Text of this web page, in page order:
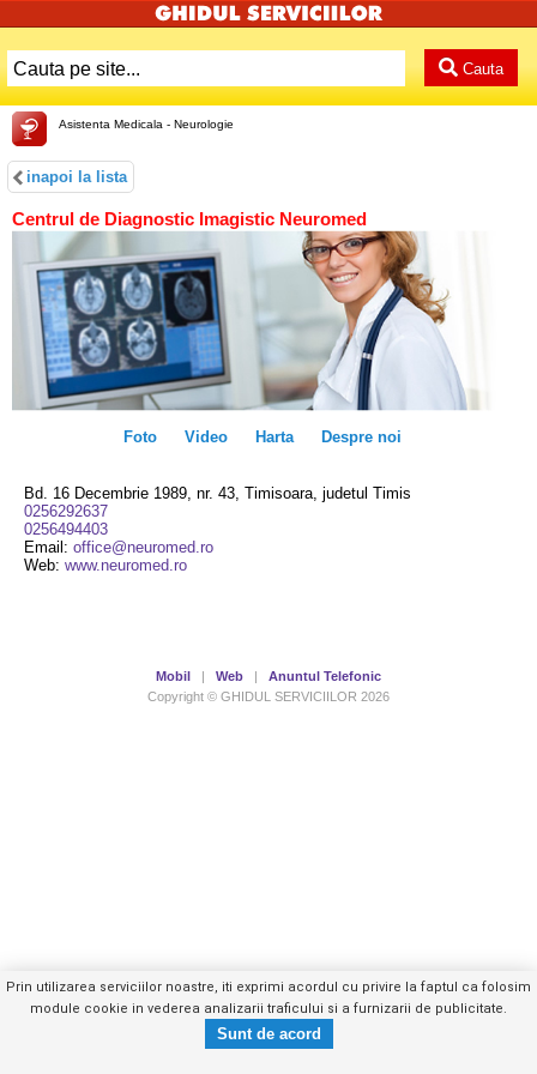
Cauta
Asistenta Medicala - Neurologie
inapoi la lista
Centrul de Diagnostic Imagistic Neuromed
Foto Video Harta Despre noi
Bd. 16 Decembrie 1989, nr. 43, Timisoara, judetul Timis
0256292637
0256494403
Email: office@neuromed.ro
Web: www.neuromed.ro
Trimite mesaj privat
Mobil | Web | Anuntul Telefonic
Copyright © GHIDUL SERVICIILOR 2026
Prin utilizarea serviciilor noastre, iti exprimi acordul cu privire la faptul ca folosim
module cookie in vederea analizarii traficului si a furnizarii de publicitate.